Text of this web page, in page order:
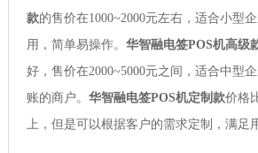
款的售价在1000~2000元左右，适合小型
用，简单易操作。 华智融电签POS机高级
好，售价在2000~5000元之间，适合中型
账的商户。 华智融电签POS机定制款价格
上，但是可以根据客户的需求定制，满足